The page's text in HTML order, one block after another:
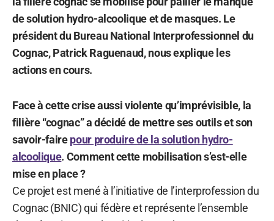
de solution hydro-alcoolique et de masques. Le
président du Bureau National Interprofessionnel du
Cognac, Patrick Raguenaud, nous explique les
actions en cours.
Face à cette crise aussi violente qu’imprévisible, la
filière “cognac” a décidé de mettre ses outils et son
savoir-fairepour produire de la solution hydro-
alcoolique. Comment cette mobilisation s’est-elle
mise en place ?
Ce projet est mené à l’initiative de l’interprofession du
Cognac (BNIC) qui fédère et représente l’ensemble